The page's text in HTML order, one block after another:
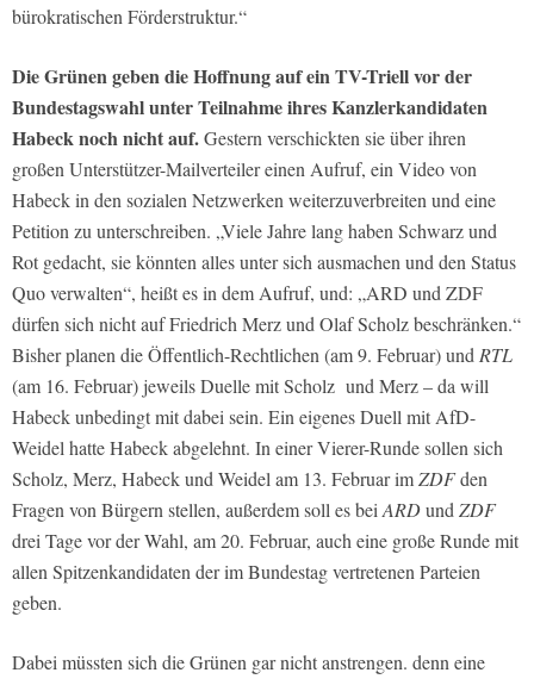
bürokratischen Förderstruktur.“
Die Grünen geben die Hoffnung auf ein TV-Triell vor der
Bundestagswahl unter Teilnahme ihres Kanzlerkandidaten
Habeck noch nicht auf.Gestern verschickten sie über ihren
großen Unterstützer-Mailverteiler einen Aufruf, ein Video von
Habeck in den sozialen Netzwerken weiterzuverbreiten und eine
Petition zu unterschreiben. „Viele Jahre lang haben Schwarz und
Rot gedacht, sie könnten alles unter sich ausmachen und den Status
Quo verwalten“, heißt es in dem Aufruf, und: „ARD und ZDF
dürfen sich nicht auf Friedrich Merz und Olaf Scholz beschränken.“
Bisher planen die Öffentlich-Rechtlichen (am 9. Februar) und RTL
(am 16. Februar) jeweils Duelle mit Scholz und Merz – da will
Habeck unbedingt mit dabei sein. Ein eigenes Duell mit AfD-
Weidel hatte Habeck abgelehnt. In einer Vierer-Runde sollen sich
Scholz, Merz, Habeck und Weidel am 13. Februar imZDFden
Fragen von Bürgern stellen, außerdem soll es bei ARDund ZDF
drei Tage vor der Wahl, am 20. Februar, auch eine große Runde mit
allen Spitzenkandidaten der im Bundestag vertretenen Parteien
geben.
Dabei müssten sich die Grünen gar nicht anstrengen. denn eine